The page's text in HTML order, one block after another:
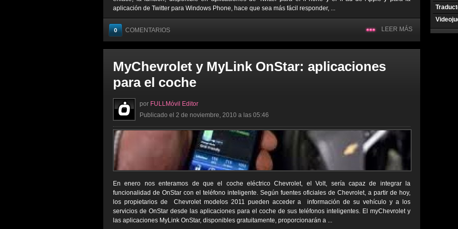
aplicación de Twitter para Windows Phone, hace que sea más fácil responder, ...
0 COMENTARIOS LEER MÁS
MyChevrolet y MyLink OnStar: aplicaciones
para el coche
por FULLMóvil Editor
Publicado el 2 de noviembre, 2010 a las 05:46
En enero nos enteramos de que el coche eléctrico Chevrolet, el Volt, sería capaz de integrar la
funcionalidad de OnStar con el teléfono inteligente. Según fuentes oficiales de Chevrolet, a partir de hoy,
los propietarios de Chevrolet modelos 2011 pueden acceder a información de su vehículo y a los
servicios de OnStar desde las aplicaciones para el coche de sus teléfonos inteligentes. El myChevrolet y
las aplicaciones MyLink OnStar, disponibles gratuitamente, proporcionarán a ...